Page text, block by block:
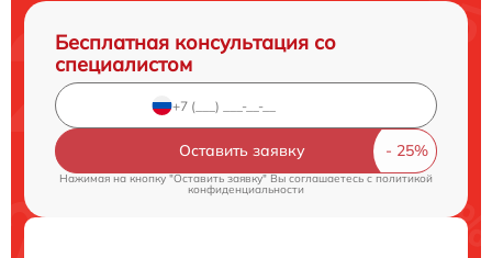
Бесплатная консультация со
специалистом
Оставить заявку
Нажимая на кнопку "Оставить заявку" Вы соглашаетесь cполитикой
конфиденциальности